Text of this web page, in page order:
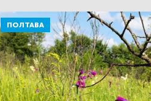
ПОЛТАВА